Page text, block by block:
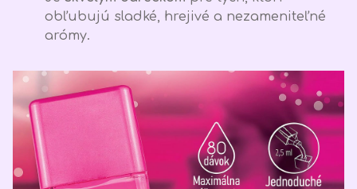
obľubujú sladké, hrejivé a nezameniteľné
arómy.